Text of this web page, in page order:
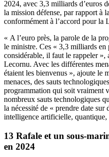
2024, avec 3,3 milliards d’euros
la mission défense, par rapport à
conformément à l’accord pour la
« A l’euro près, la parole de la
le ministre. Ces « 3,3 milliards en
considérable, il faut le rappeler »,
Lecornu. Avec les différentes
étaient les bienvenus », ajoute le
menaces, des sauts
programmation qui soit vraiment
nombreux sauts technologiques
la nécessité de « prendre date sur
intelligence artificielle, quantique,
13 Rafale et un sous-
en 2024